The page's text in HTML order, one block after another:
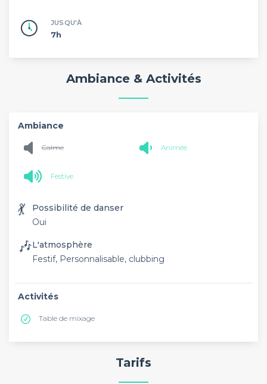
JUSQU'À
7h
Ambiance & Activités
Ambiance
Calme Animée
Festive
💃
Possibilité de danser
Oui
🎶L'atmosphère
Festif, Personnalisable, clubbing
Activités
Table de mixage
Tarifs